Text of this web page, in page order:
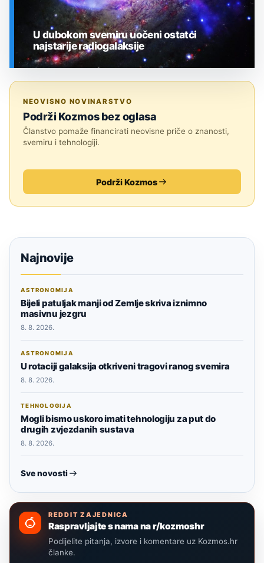
U dubokom svemiru uočeni ostatci
najstarije radiogalaksije
NEOVISNO NOVINARSTVO
Podrži Kozmos bez oglasa
Članstvo pomaže financirati neovisne priče o znanosti,
svemiru i tehnologiji.
Podrži Kozmos
Najnovije
ASTRONOMIJA
Bijeli patuljak manji od Zemlje skriva iznimno
masivnu jezgru
8. 8. 2026.
ASTRONOMIJA
U rotaciji galaksija otkriveni tragovi ranog svemira
8. 8. 2026.
TEHNOLOGIJA
Mogli bismo uskoro imati tehnologiju za put do
drugih zvjezdanih sustava
8. 8. 2026.
Sve novosti
REDDIT ZAJEDNICA
Raspravljajte s nama na r/kozmoshr
Podijelite pitanja, izvore i komentare uz Kozmos.hr
članke.